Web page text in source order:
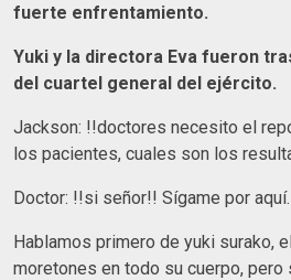
fuerte enfrentamiento.
Yuki y la directora Eva fueron
del cuartel general del ejército.
Jackson: !!doctores necesito el
los pacientes, cuales son los
Doctor: !!si señor!! Sígame por
Hablamos primero de yuki surako,
moretones en todo su cuerpo,